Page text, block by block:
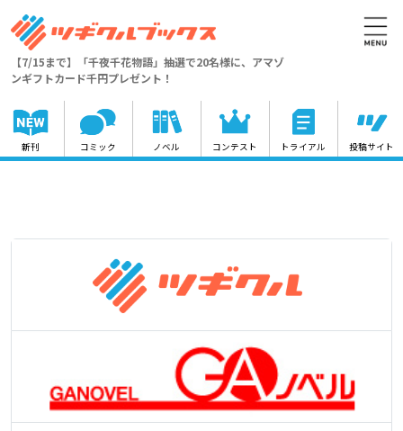
【7/15まで】「千夜千花物語」抽選で20名様に、アマゾ
ンギフトカード千円プレゼント！
新刊 コミック ノベル コンテスト トライアル 投稿サイト